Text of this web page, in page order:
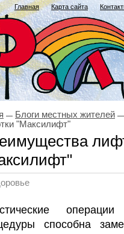
Главная Карта сайта
Блоги местных жителей
"Максилифт"
способна